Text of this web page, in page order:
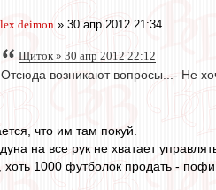
deimon » 30 апр 2012 21:34
Щиток » 30 апр 2012 22:12
Отсюда возникают вопросы...- Не
что им там покуй.
на все рук не хватает
хоть 1000 футболок продать -